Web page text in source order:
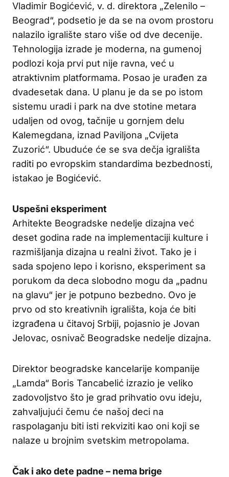
Vladimir Bogićević, v. d. direktora „Zelenilo –
Beograd“, podsetio je da se na ovom prostoru
nalazilo igralište staro više od dve decenije.
Tehnologija izrade je moderna, na gumenoj
podlozi koja prvi put nije ravna, već u
atraktivnim platformama. Posao je urađen za
dvadesetak dana. U planu je da se po istom
sistemu uradi i park na dve stotine metara
udaljen od ovog, tačnije u gornjem delu
Kalemegdana, iznad Paviljona „Cvijeta
Zuzorić“. Ubuduće će se sva dečja igrališta
raditi po evropskim standardima bezbednosti,
istakao je Bogićević.
Uspešni eksperiment
Arhitekte Beogradske nedelje dizajna već
deset godina rade na implementaciji kulture i
razmišljanja dizajna u realni život. Tako je i
sada spojeno lepo i korisno, eksperiment sa
porukom da deca slobodno mogu da „padnu
na glavu“ jer je potpuno bezbedno. Ovo je
prvo od sto kreativnih igrališta, koja će biti
izgrađena u čitavoj Srbiji, pojasnio je Jovan
Jelovac, osnivač Beogradske nedelje dizajna.
Direktor beogradske kancelarije kompanije
„Lamda“ Boris Tancabelić izrazio je veliko
zadovoljstvo što je grad prihvatio ovu ideju,
zahvaljujući čemu će našoj deci na
raspolaganju biti isti rekviziti kao oni koji se
nalaze u brojnim svetskim metropolama.
Čak i ako dete padne – nema brige